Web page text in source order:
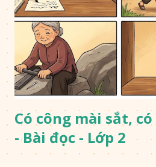
Có công mài sắt,
- Bài đọc - Lớp 2